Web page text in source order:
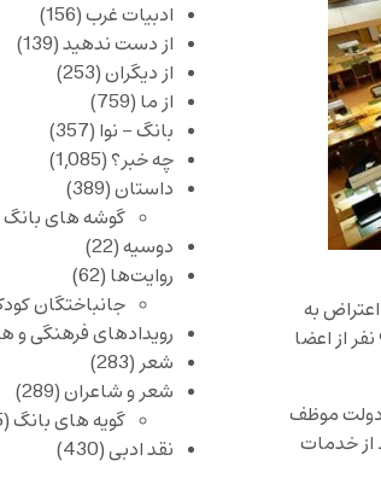
به
تعلیق اعضا به دلیل عدم رعایت حجاب تحمیلی تنظیم کرده‌اند که در مدت فقط سه روز به امضای ۹۰۰ نفر از اعضا
دولت موظف
از خدمات
ادبیات غرب(156)
از دست ندهید(139)
از دیگران(253)
از ما (759)
بانگ – نوا (357)
چه خبر؟(1,085)
داستان(389)
گوشه های بانگ
دوسیه(22)
روایت‌ها (62)
جانباختگان
رویدادهای فرهنگی و
شعر(283)
شعر و شاعران(289)
گویه های بانگ(25)
نقد ادبی(430)